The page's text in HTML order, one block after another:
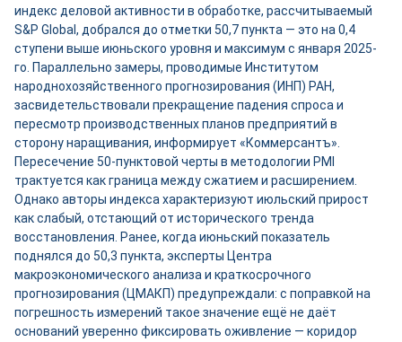
индекс деловой активности в обработке, рассчитываемый
S&P Global, добрался до отметки 50,7 пункта — это на 0,4
ступени выше июньского уровня и максимум с января 2025-
го. Параллельно замеры, проводимые Институтом
народнохозяйственного прогнозирования (ИНП) РАН,
засвидетельствовали прекращение падения спроса и
пересмотр производственных планов предприятий в
сторону наращивания, информирует «Коммерсантъ».
Пересечение 50-пунктовой черты в методологии PMI
трактуется как граница между сжатием и расширением.
Однако авторы индекса характеризуют июльский прирост
как слабый, отстающий от исторического тренда
восстановления. Ранее, когда июньский показатель
поднялся до 50,3 пункта, эксперты Центра
макроэкономического анализа и краткосрочного
прогнозирования (ЦМАКП) предупреждали: с поправкой на
погрешность измерений такое значение ещё не даёт
оснований уверенно фиксировать оживление — коридор